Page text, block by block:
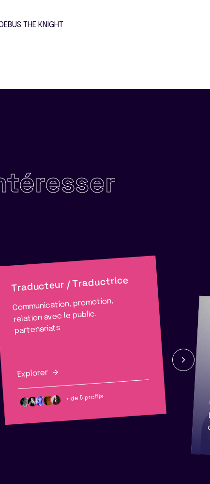
THE KNIGHT
Traducteur / Traductrice
Communication, promotion,
relation avec le public,
partenariats
Explorer
+ de 5 profils